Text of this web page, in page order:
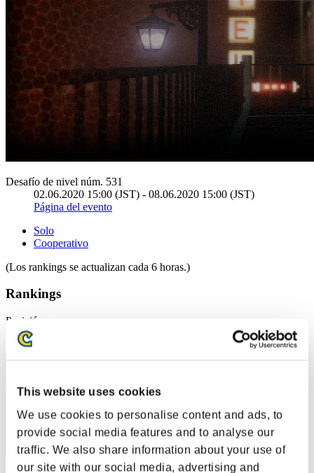
This website uses cookies
We use cookies to personalise content and ads, to
provide social media features and to analyse our
traffic. We also share information about your use of
our site with our social media, advertising and
Desafío de nivel núm. 531
02.06.2020 15:00 (JST) - 08.06.2020 15:00 (JST)
Página del evento
Solo
Cooperativo
(Los rankings se actualizan cada 6 horas.)
Rankings
Posición